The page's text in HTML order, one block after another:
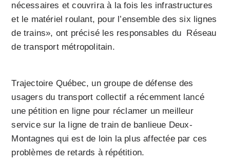
nécessaires et couvrira à la fois les infrastructures
et le matériel roulant, pour l’ensemble des six lignes
de trains», ont précisé les responsables du Réseau
de transport métropolitain.
Trajectoire Québec, un groupe de défense des
usagers du transport collectif a récemment lancé
une pétition en ligne pour réclamer un meilleur
service sur la ligne de train de banlieue Deux-
Montagnes qui est de loin la plus affectée par ces
problèmes de retards à répétition.